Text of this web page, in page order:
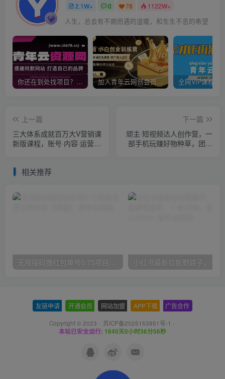
2.1W+ 0 78 1122W+
人生，总会有不期而遇的温暖，和生生不息的希望
你还在到处找项目？还在当韭菜？我靠卖项目一个月收入5万+，曾经我也是个失败者。 加入青年云网创会员，全站资源免费学习。加入高级合伙人，推广日入1000+
上一篇
三大体系成就百万大V营销课
新版课程，账号·内容·运营全
下一篇
顽主·短视频达人创作营，一
部手机玩赚好物种草，团购
相关推荐
无限接码撸红包单号0.75项目无偿分享给你【揭秘】
友链申请 开通会员 网站加盟 APP下载 广告合作
Copyright © 2023 · 苏ICP备2025153851号-1 ·
本站已安全运行: 1640天0小时36分56秒